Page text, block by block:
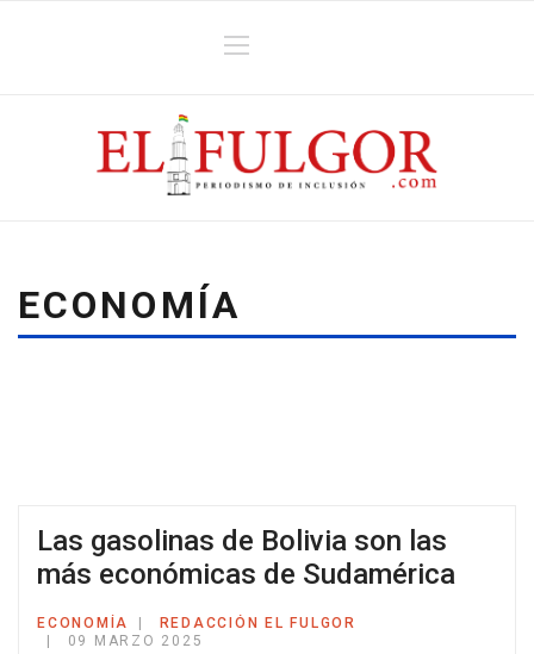
ECONOMÍA
Las gasolinas de Bolivia son las
más económicas de Sudamérica
ECONOMÍA
REDACCIÓN EL FULGOR
09 MARZO 2025